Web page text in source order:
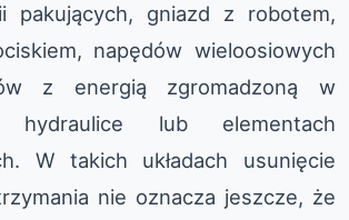
pakujących, gniazd z robotem,
napędów wieloosiowych
z energią zgromadzoną w
hydraulice lub elementach
W takich układach usunięcie
nie oznacza jeszcze, że